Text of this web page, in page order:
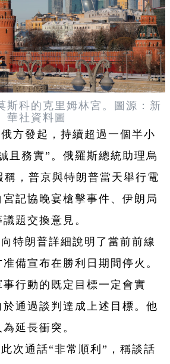
斯科的克里姆林宮。圖源：新
華社資料圖
方發起，持續超過一個半小
且務實”。俄羅斯總統助理烏
稱，普京與特朗普當天舉行電
記協晚宴槍擊事件、伊朗局
題交換意見。
特朗普詳細說明了當前前線
備宣布在勝利日期間停火。
行動的既定目標一定會實
通過談判達成上述目標。他
延長衝突。
次通話“非常順利”，稱談話